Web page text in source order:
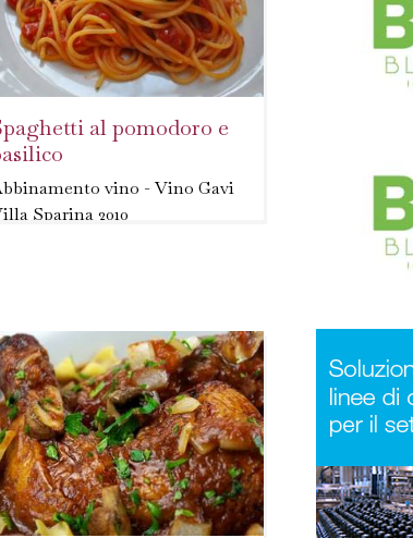
al pomodoro e
vino - Vino Gavi
Sparina 2010
la cipolla e tagliarla a